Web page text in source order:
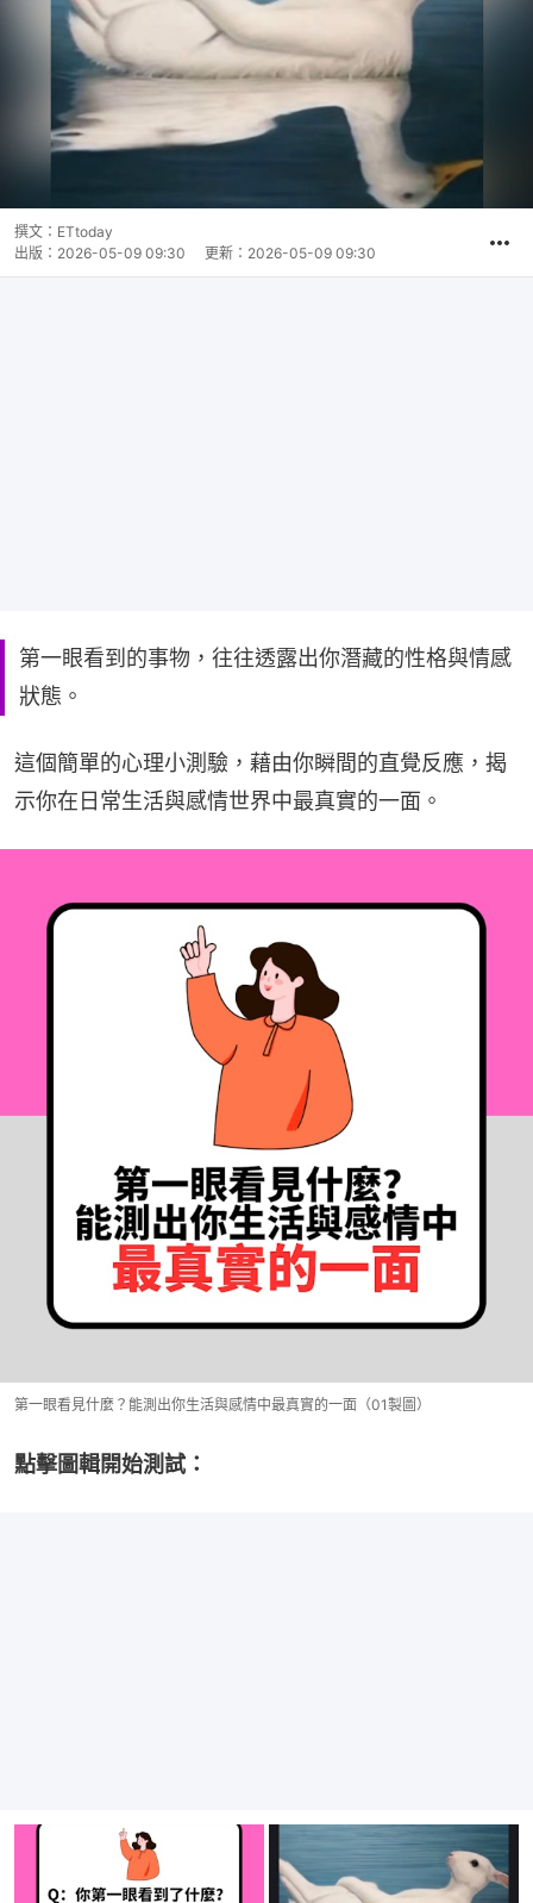
撰文： ETtoday
出版： 2026-05-09 09:30 更新： 2026-05-09 09:30
第一眼看到的事物，往往透露出你潛藏的性格與情感
狀態。
這個簡單的心理小測驗，藉由你瞬間的直覺反應，揭
示你在日常生活與感情世界中最真實的一面。
第一眼看見什麼？能測出你生活與感情中最真實的一面（01製圖）
點擊圖輯開始測試：